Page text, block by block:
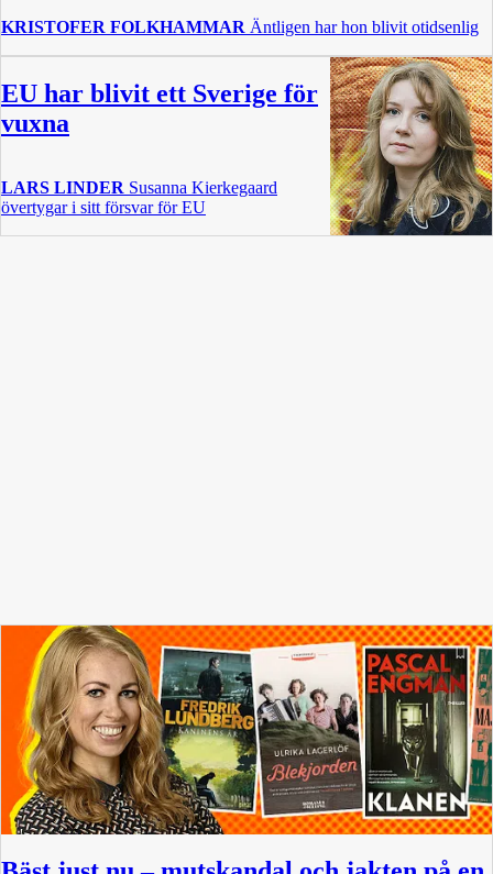
KRISTOFER FOLKHAMMAR Äntligen har hon blivit otidsenlig
EU har blivit ett Sverige för
vuxna
LARS LINDER Susanna Kierkegaard
övertygar i sitt försvar för EU